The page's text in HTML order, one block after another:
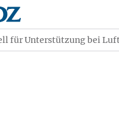
für Unterstützung bei